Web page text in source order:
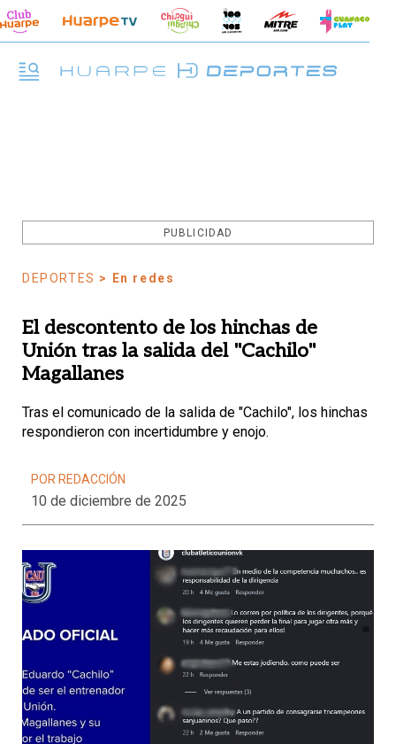
PUBLICIDAD
DEPORTES > En redes
El descontento de los hinchas de
Unión tras la salida del "Cachilo"
Magallanes
Tras el comunicado de la salida de "Cachilo", los hinchas
respondieron con incertidumbre y enojo.
POR REDACCIÓN
10 de diciembre de 2025